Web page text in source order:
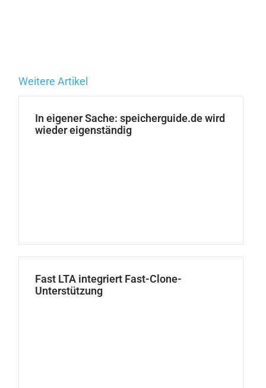
Weitere Artikel
In eigener Sache: speicherguide.de wird
wieder eigenständig
Fast LTA integriert Fast-Clone-
Unterstützung